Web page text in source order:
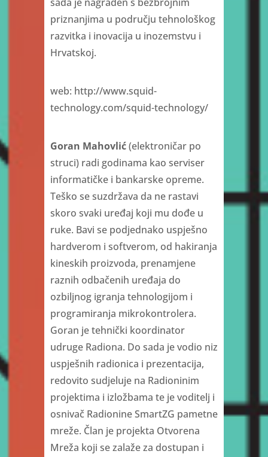
priznanjima u području tehnološkog
razvitka i inovacija u inozemstvu i
Hrvatskoj.
web: http://www.squid-
technology.com/squid-technology/
Goran Mahovlić(elektroničar po
struci) radi godinama kao serviser
informatičke i bankarske opreme.
Teško se suzdržava da ne rastavi
skoro svaki uređaj koji mu dođe u
ruke. Bavi se podjednako uspješno
hardverom i softverom, od hakiranja
kineskih proizvoda, prenamjene
raznih odbačenih uređaja do
ozbiljnog igranja tehnologijom i
programiranja mikrokontrolera.
Goran je tehnički koordinator
udruge Radiona. Do sada je vodio niz
uspješnih radionica i prezentacija,
redovito sudjeluje na Radioninim
projektima i izložbama te je voditelj i
osnivač Radionine SmartZG pametne
mreže. Član je projekta Otvorena
Mreža koji se zalaže za dostupan i